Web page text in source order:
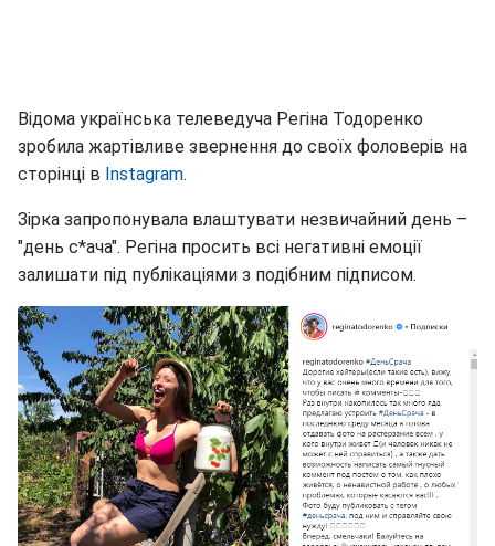
Відома українська телеведуча Регіна Тодоренко
зробила жартівливе звернення до своїх фоловерів на
сторінці в Instagram.
Зірка запропонувала влаштувати незвичайний день –
"день с*ача". Регіна просить всі негативні емоції
залишати під публікаціями з подібним підписом.